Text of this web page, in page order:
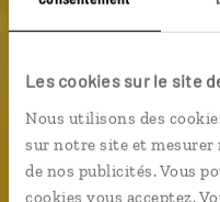
Les cookies sur le site
Nous utilisons des
sur notre site et mesurer
de nos publicités. Vous
cookies vous acceptez.
Circuit à La